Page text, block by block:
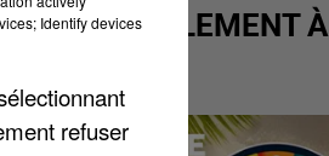
ACTUELLEMENT À
Identify devices
refuser